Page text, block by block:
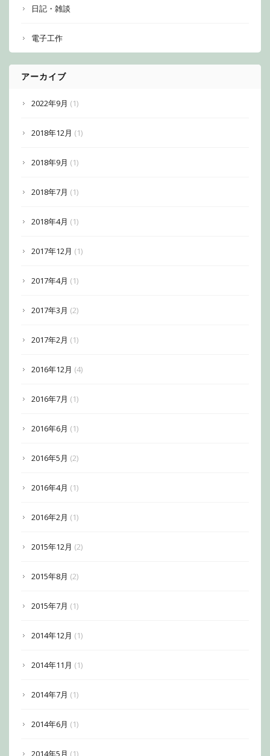
日記・雑談
電子工作
アーカイブ
2022年9月 (1)
2018年12月 (1)
2018年9月 (1)
2018年7月 (1)
2018年4月 (1)
2017年12月 (1)
2017年4月 (1)
2017年3月 (2)
2017年2月 (1)
2016年12月 (4)
2016年7月 (1)
2016年6月 (1)
2016年5月 (2)
2016年4月 (1)
2016年2月 (1)
2015年12月 (2)
2015年8月 (2)
2015年7月 (1)
2014年12月 (1)
2014年11月 (1)
2014年7月 (1)
2014年6月 (1)
2014年5月 (1)